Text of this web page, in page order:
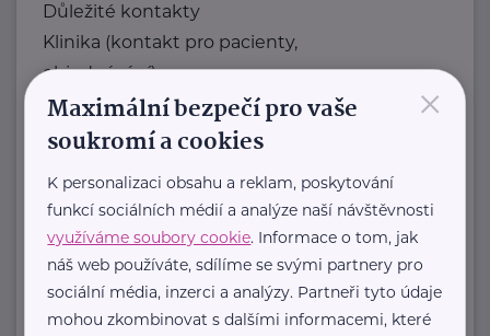
Důležité kontakty
Klinika (kontakt pro pacienty,
objednávání)
Telefon
+420 283 088 244
ambulance@nudz.cz
Zdravotní dokumentace
Telefon
+420 283 088 111
E-mail
×
Maximální bezpečí pro vaše
soukromí a cookies
K personalizaci obsahu a reklam, poskytování
funkcí sociálních médií a analýze naší návštěvnosti
využíváme soubory cookie. Informace o tom, jak
náš web používáte, sdílíme se svými partnery pro
sociální média, inzerci a analýzy. Partneři tyto údaje
mohou zkombinovat s dalšími informacemi, které